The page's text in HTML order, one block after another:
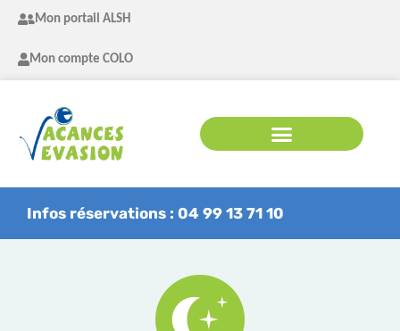
Mon portail ALSH
Mon compte COLO
Infos réservations : 04 99 13 71 10